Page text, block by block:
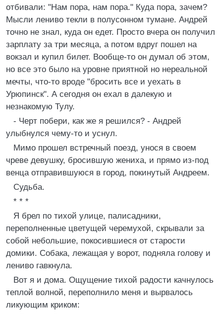
отбивали: "Hам пора, нам пора." Куда пора, зачем?
Мысли лениво текли в полусонном тумане. Андрей
точно не знал, куда он едет. Просто вчера он получил
зарплату за три месяца, а потом вдруг пошел на
вокзал и купил билет. Вообще-то он думал об этом,
но все это было на уровне приятной но нереальной
мечты, что-то вроде "бросить все и уехать в
Урюпинск". А сегодня он ехал в далекую и
незнакомую Тулу.
- Черт побери, как же я решился? - Андрей
улыбнулся чему-то и уснул.
Мимо прошел встречный поезд, унося в своем
чреве девушку, бросившую жениха, и прямо из-под
венца отправившуюся в город, покинутый Андреем.
Судьба.
* * *
Я брел по тихой улице, палисадники,
переполненные цветущей черемухой, скрывали за
собой небольшие, покосившиеся от старости
домики. Собака, лежащая у ворот, подняла голову и
лениво гавкнула.
Вот я и дома. Ощущение тихой радости качнулось
теплой волной, переполнило меня и вырвалось
ликующим криком: